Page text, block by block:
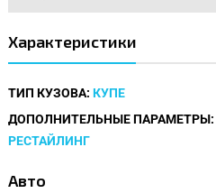
Характеристики
ТИП КУЗОВА: КУПЕ
ДОПОЛНИТЕЛЬНЫЕ ПАРАМЕТРЫ:
РЕСТАЙЛИНГ
Авто